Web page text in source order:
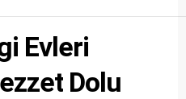
Evleri
Dolu